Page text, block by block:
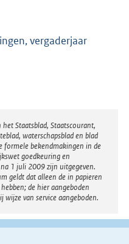
vergaderjaar
Staatsblad, Staatscourant,
waterschapsblad en blad
formele bekendmakingen in de
goedkeuring en
1 juli 2009 zijn uitgegeven.
geldt dat alleen de in papieren
de hier aangeboden
wijze van service aangeboden.